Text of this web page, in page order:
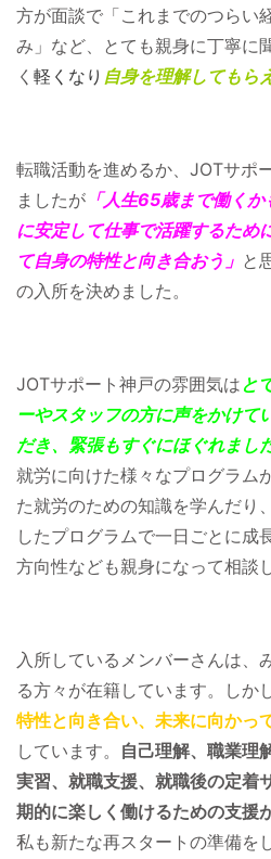
方が面談で「これまでのつらい
み」など、とても親身に丁寧に
く 軽くなり 自身を理解してもら
転職活動を進めるか、JOTサポ
ましたが 「人生65歳まで働く
に安定して仕事で活躍するため
て自身の特性と向き合おう」 と
の入所を決めました。
JOTサポート神戸の雰囲気は と
ーやスタッフの方に声をかけて
だき、緊張もすぐにほぐれました
就労に向けた様々なプログラム
た就労のための知識を学んだり
したプログラムで一日ごとに成
方向性なども親身になって相談
入所しているメンバーさんは、
る方々が在籍しています。しかし
特性と向き合い、未来に向かっ
しています。 自己理解、職業理
実習、就職支援、就職後の定着
期的に楽しく働けるための支援
私も新たな再スタートの準備を